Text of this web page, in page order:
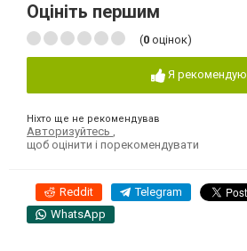
Оцініть першим
(0 оцінок)
Я рекомендую
Ніхто ще не рекомендував
Авторизуйтесь
щоб оцінити і порекомендувати
Reddit Telegram
WhatsApp